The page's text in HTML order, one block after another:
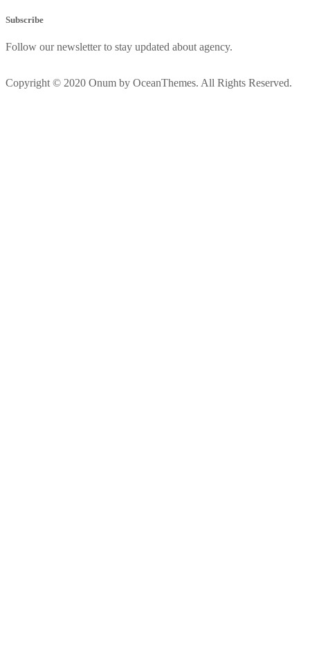
Subscribe
Follow our newsletter to stay updated about agency.
Copyright © 2020 Onum by OceanThemes. All Rights Reserved.